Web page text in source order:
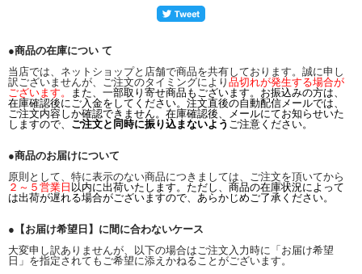
●商品の在庫につい て
当店では、ネットショップと店舗で商品を共有しております。誠に申し
訳ございませんが、ご注文のタイミングにより 品切れが発生する場合が
ございます。
また、一部取り寄せ商品もございます。お振込みの方は、
在庫確認後にご入金をしてください。注文直後の自動配信メールでは、
ご注文内容しか確認できません。在庫確認後、メールにてお知らせいた
しますので、 ご注文と同時に振り込まないよう ご注意ください。
●商品のお届けについて
原則として、特に表示のない商品につきましては、ご注文を頂いてから
２～５営業日 以内に出荷いたします。ただし、商品の在庫状況によって
は出荷が遅れる場合がございますので、あらかじめご了承ください。
●【お届け希望日】に間に合わないケース
大変申し訳ありませんが、以下の場合はご注文入力時に「お届け希望
日」を指定されてもご希望に添えかねることがございます。